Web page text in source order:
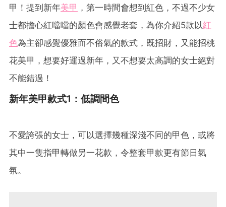
甲！提到新年美甲 ，第一時間會想到紅色，不過不少女
士都擔心紅噹噹的顏色會感覺老套，為你介紹5款以紅
色為主卻感覺優雅而不俗氣的款式，既招財，又能招桃
花美甲，想要好運過新年，又不想要太高調的女士絕對
不能錯過！
新年美甲款式1：低調間色
不愛誇張的女士，可以選擇幾種深淺不同的甲色，或將
其中一隻指甲轉做另一花款，令整套甲款更有節日氣
氛。